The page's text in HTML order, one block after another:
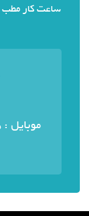
موبایل : ۰۹۱۲۸۱۷۸۸۹۵